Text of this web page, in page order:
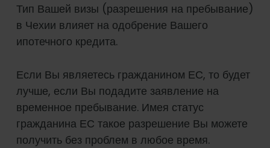
Тип Вашей визы (разрешения на пребывание)
в Чехии влияет на одобрение Вашего
ипотечного кредита.
Если Вы являетесь гражданином ЕС, то будет
лучше, если Вы подадите заявление на
временное пребывание. Имея статус
гражданина ЕС такое разрешение Вы можете
получить без проблем в любое время.